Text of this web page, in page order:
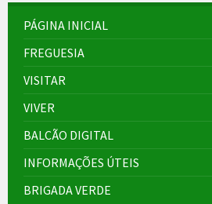
PÁGINA INICIAL
FREGUESIA
VISITAR
VIVER
BALCÃO DIGITAL
INFORMAÇÕES ÚTEIS
BRIGADA VERDE